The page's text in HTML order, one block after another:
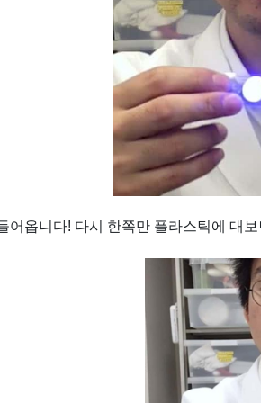
어옵니다! 다시 한쪽만 플라스틱에 대